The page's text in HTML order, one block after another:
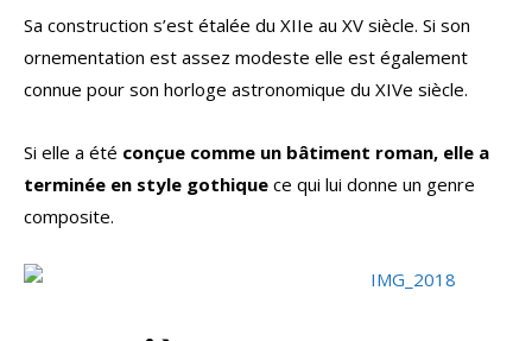
Sa construction s’est étalée du XIIe au XV siècle. Si son
ornementation est assez modeste elle est également
connue pour son horloge astronomique du XIVe siècle.
Si elle a été conçue comme un bâtiment roman, elle a
terminée en style gothique ce qui lui donne un genre
composite.